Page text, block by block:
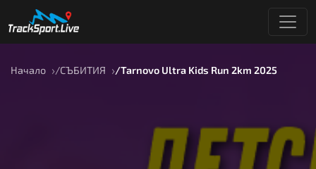
Начало СЪБИТИЯ Tarnovo Ultra Kids Run 2km 2025